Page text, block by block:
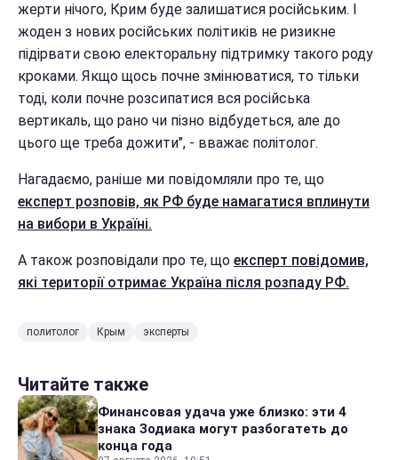
жерти нічого, Крим буде залишатися російським. І
жоден з нових російських політиків не ризикне
підірвати свою електоральну підтримку такого роду
кроками. Якщо щось почне змінюватися, то тільки
тоді, коли почне розсипатися вся російська
вертикаль, що рано чи пізно відбудеться, але до
цього ще треба дожити", - вважає політолог.
Нагадаємо, раніше ми повідомляли про те, що
експерт розповів, як РФ буде намагатися вплинути
на вибори в Україні.
А також розповідали про те, що експерт повідомив,
які території отримає Україна після розпаду РФ.
политолог Крым эксперты
Читайте также
Финансовая удача уже близко: эти 4
знака Зодиака могут разбогатеть до
конца года